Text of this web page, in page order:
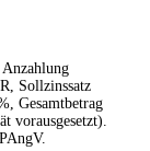
Sollzinssatz
Gesamtbetrag
vorausgesetzt).